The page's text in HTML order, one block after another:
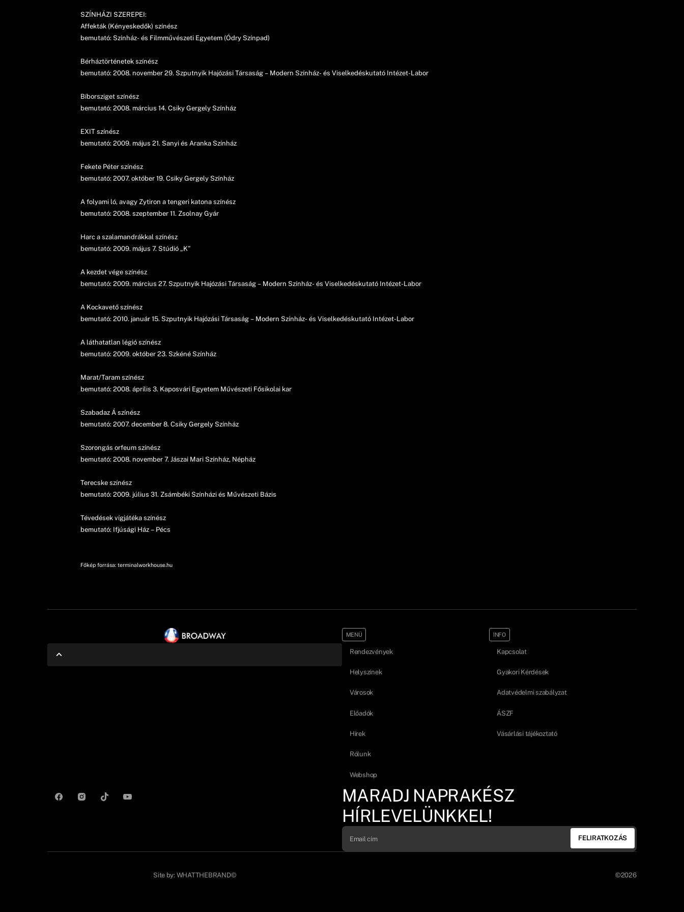
SZÍNHÁZI SZEREPEI:
Affekták (Kényeskedők) színész
bemutató: Színház- és Filmművészeti Egyetem (Ódry Színpad)
Bérháztörténetek színész
bemutató: 2008. november 29. Szputnyik Hajózási Társaság – Modern Színház- és Viselkedéskutató Intézet-Labor
Bíborsziget színész
bemutató: 2008. március 14. Csiky Gergely Színház
EXIT színész
bemutató: 2009. május 21. Sanyi és Aranka Színház
Fekete Péter színész
bemutató: 2007. október 19. Csiky Gergely Színház
A folyami ló, avagy Zytiron a tengeri katona színész
bemutató: 2008. szeptember 11. Zsolnay Gyár
Harc a szalamandrákkal színész
bemutató: 2009. május 7. Stúdió „K”
A kezdet vége színész
bemutató: 2009. március 27. Szputnyik Hajózási Társaság – Modern Színház- és Viselkedéskutató Intézet-Labor
A Kockavető színész
bemutató: 2010. január 15. Szputnyik Hajózási Társaság – Modern Színház- és Viselkedéskutató Intézet-Labor
A láthatatlan légió színész
bemutató: 2009. október 23. Szkéné Színház
Marat/Taram színész
bemutató: 2008. április 3. Kaposvári Egyetem Művészeti Fősikolai kar
Szabadaz Á színész
bemutató: 2007. december 8. Csiky Gergely Színház
Szorongás orfeum színész
bemutató: 2008. november 7. Jászai Mari Színház, Népház
Terecske színész
bemutató: 2009. július 31. Zsámbéki Színházi és Művészeti Bázis
Tévedések vígjátéka színész
bemutató: Ifjúsági Ház – Pécs
Főkép forrása: terminalworkhouse.hu
MENÜ
Rendezvények
Helyszínek
Városok
Előadók
Hírek
Rólunk
Webshop
INFO
Kapcsolat
Gyakori Kérdések
Adatvédelmi szabályzat
ÁSZF
Vásárlási tájékoztató
MARADJ NAPRAKÉSZ
HÍRLEVELÜNKKEL!
FELIRATKOZÁS
Site by: WHATTHEBRAND© ©2026